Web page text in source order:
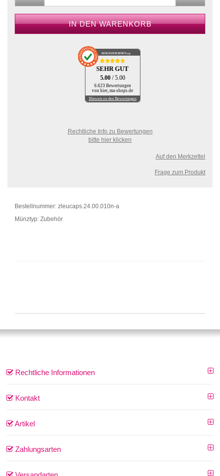
AUSGEZEICHNET.org
SEHR GUT
5.00 / 5.00
6.623 Bewertungen
von hier, ma-shops.de
Hinweis zu den Bewertungen
Rechtliche Info zu Bewertungen
bitte hier klicken
Auf den Merkzettel
Frage zum Produkt
Bestellnummer: zleucaps.24.00.010n-a
Münztyp: Zubehör
Rechtliche Informationen
Kontakt
Artikel
Zahlungsarten